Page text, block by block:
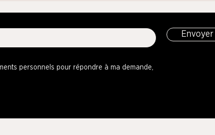
Envoyer
personnels pour répondre à ma demande,